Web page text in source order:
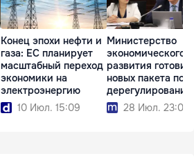
Конец эпохи нефти и
газа: ЕС планирует
масштабный переход
экономики на
электроэнергию
10 Июл. 15:09
Министерство
экономического
развития
новых пакета по
дерегулированию
28 Июл. 23:08